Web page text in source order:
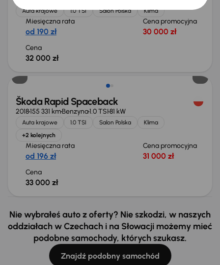
Auta krajowe 1.0 TSI Salon Polska Klima
Miesięczna rata
od 190 zł
Cena promocyjna
30 000 zł
Cena
32 000 zł
Škoda Rapid Spaceback
2018155 331 kmBenzyna1.0 TSI81 kW
Auta krajowe 1.0 TSI Salon Polska
Klima
+2 kolejnych
Miesięczna rata
od 196 zł
Cena promocyjna
31 000 zł
Cena
33 000 zł
Nie wybrałeś auto z oferty? Nie szkodzi, w naszych
oddziałach w Czechach i na Słowacji możemy mieć
podobne samochody, których szukasz.
Znajdź podobny samochód